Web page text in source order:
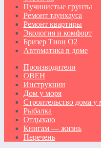
Пучинистые грунты
Ремонт таунхауса
Ремонт квартиры
Экология и комфорт
Бризер Тион О2
Автоматика в доме
Производители
ОВЕН
Инструкции
Дом у моря
Строительство дома у
Рыбалка
Отдыхаю
Книгам — жизнь
Перечень